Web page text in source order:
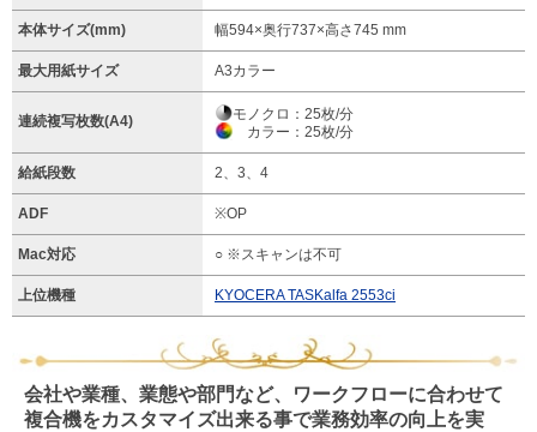
本体サイズ(mm) 幅594×奥行737×高さ745 mm
最大用紙サイズ A3カラー
連続複写枚数(A4)
モノクロ：25枚/分
カラー：25枚/分
給紙段数 2、3、4
ADF ※OP
Mac対応 ○ ※スキャンは不可
上位機種 KYOCERA TASKalfa 2553ci
会社や業種、業態や部門など、ワークフローに合わせて
複合機をカスタマイズ出来る事で業務効率の向上を実